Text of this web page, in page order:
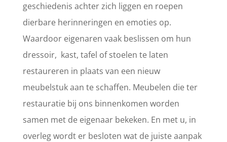
geschiedenis achter zich liggen en roepen
dierbare herinneringen en emoties op.
Waardoor eigenaren vaak beslissen om hun
dressoir, kast, tafel of stoelen te laten
restaureren in plaats van een nieuw
meubelstuk aan te schaffen. Meubelen die ter
restauratie bij ons binnenkomen worden
samen met de eigenaar bekeken. En met u, in
overleg wordt er besloten wat de juiste aanpak